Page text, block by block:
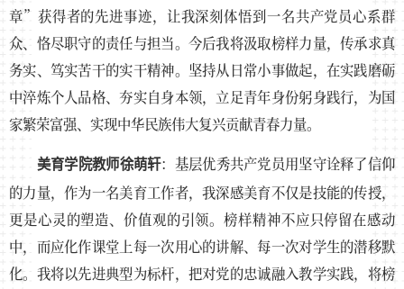
章”获得者的先进事迹，让我深刻体悟到一名共产党员心系群
众、恪尽职守的责任与担当。今后我将汲取榜样力量，传承求真
务实、笃实苦干的实干精神。坚持从日常小事做起，在实践磨砺
中淬炼个人品格、夯实自身本领，立足青年身份躬身践行，为国
家繁荣富强、实现中华民族伟大复兴贡献青春力量。
美育学院教师徐萌轩：基层优秀共产党员用坚守诠释了信仰
的力量，作为一名美育工作者，我深感美育不仅是技能的传授，
更是心灵的塑造、价值观的引领。榜样精神不应只停留在感动
中，而应化作课堂上每一次用心的讲解、每一次对学生的潜移默
化。我将以先进典型为标杆，把对党的忠诚融入教学实践，将榜